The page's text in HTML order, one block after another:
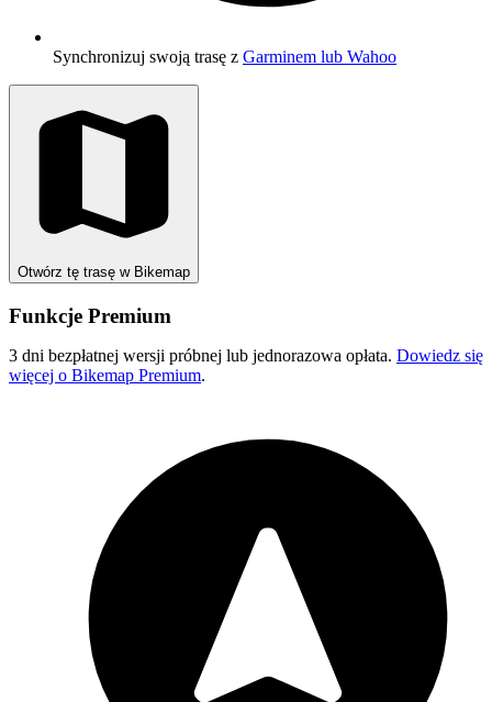
Synchronizuj swoją trasę z Garminem lub Wahoo
Otwórz tę trasę w Bikemap
Funkcje Premium
3 dni bezpłatnej wersji próbnej lub jednorazowa opłata. Dowiedz się
więcej o Bikemap Premium.